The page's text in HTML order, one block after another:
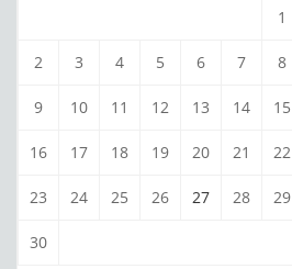
1
2 3 4 5 6 7 8
9 10 11 12 13 14 15
16 17 18 19 20 21 22
23 24 25 26 27 28 29
30